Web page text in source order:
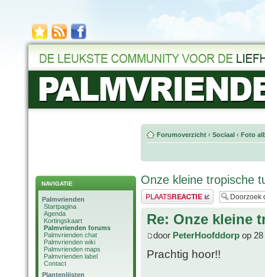
NAVIGATIE
Palmvrienden
Startpagina
Agenda
Kortingskaart
Palmvrienden forums
Palmvrienden chat
Palmvrienden wiki
Palmvrienden maps
Palmvrienden label
Contact
Plantenlijsten
Forumoverzicht ‹ Sociaal ‹ Foto
Onze kleine tropische
Plaats een reactie
Re: Onze kleine
door PeterHoofddorp op
Prachtig hoor!!